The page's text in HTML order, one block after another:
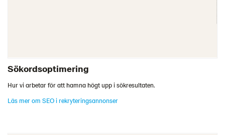
Sökordsoptimering
Hur vi arbetar för att hamna högt upp i sökresultaten.
Läs mer om SEO i rekryteringsannonser